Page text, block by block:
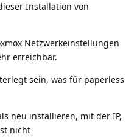
Installation von
Netzwerkeinstellungen
erreichbar.
sein, was für paperless
neu installieren, mit der IP,
nicht